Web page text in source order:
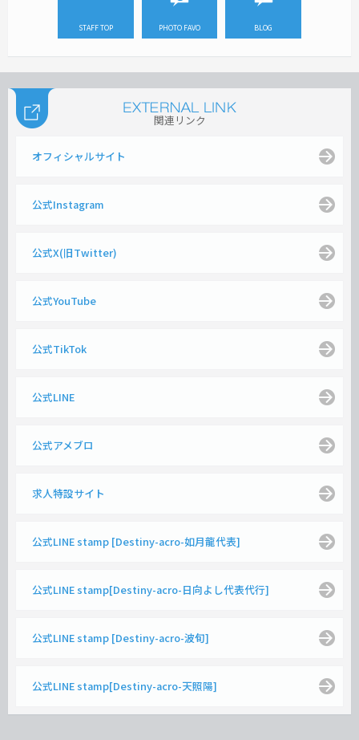
STAFF TOP PHOTO FAVO BLOG
関連リンク
オフィシャルサイト
公式Instagram
公式X(旧Twitter)
公式YouTube
公式TikTok
公式LINE
公式アメブロ
求人特設サイト
公式LINE stamp [Destiny-acro-如月龍代表]
公式LINE stamp[Destiny-acro-日向よし代表代行]
公式LINE stamp [Destiny-acro-波旬]
公式LINE stamp[Destiny-acro-天照陽]